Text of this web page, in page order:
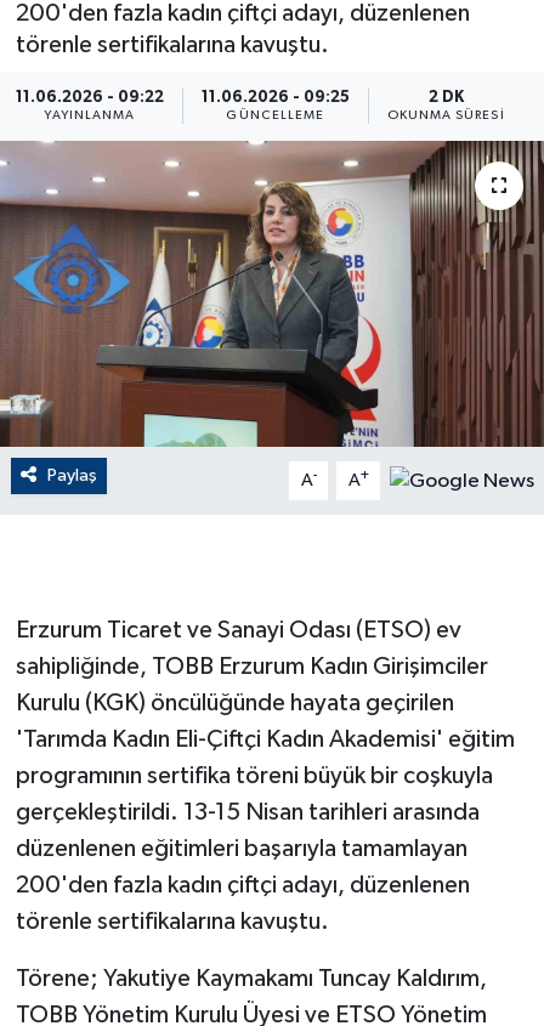
200'den fazla kadın çiftçi adayı, düzenlenen
törenle sertifikalarına kavuştu.
11.06.2026 - 09:22
YAYINLANMA
11.06.2026 - 09:25
GÜNCELLEME
2 DK
OKUNMA SÜRESI
Paylaş A- A+
Erzurum Ticaret ve Sanayi Odası (ETSO) ev
sahipliğinde, TOBB Erzurum Kadın Girişimciler
Kurulu (KGK) öncülüğünde hayata geçirilen
'Tarımda Kadın Eli-Çiftçi Kadın Akademisi' eğitim
programının sertifika töreni büyük bir coşkuyla
gerçekleştirildi. 13-15 Nisan tarihleri arasında
düzenlenen eğitimleri başarıyla tamamlayan
200'den fazla kadın çiftçi adayı, düzenlenen
törenle sertifikalarına kavuştu.
Törene; Yakutiye Kaymakamı Tuncay Kaldırım,
TOBB Yönetim Kurulu Üyesi ve ETSO Yönetim
Dış Haberler
EĞİTİM
EKONOMİ
English News
Flaş Haber
Gayrimenkul
Güvenlik
HABERDE İNSAN
İş Dünyası
Jandarma
KÜLTÜR SANAT